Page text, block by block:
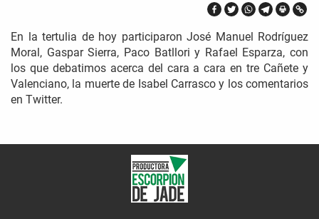
En la tertulia de hoy participaron José Manuel Rodríguez
Moral, Gaspar Sierra, Paco Batllori y Rafael Esparza, con
los que debatimos acerca del cara a cara en tre Cañete y
Valenciano, la muerte de Isabel Carrasco y los comentarios
en Twitter.